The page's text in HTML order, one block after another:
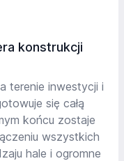
konstrukcji
terenie inwestycji i
się całą
końcu zostaje
wszystkich
hale i ogromne